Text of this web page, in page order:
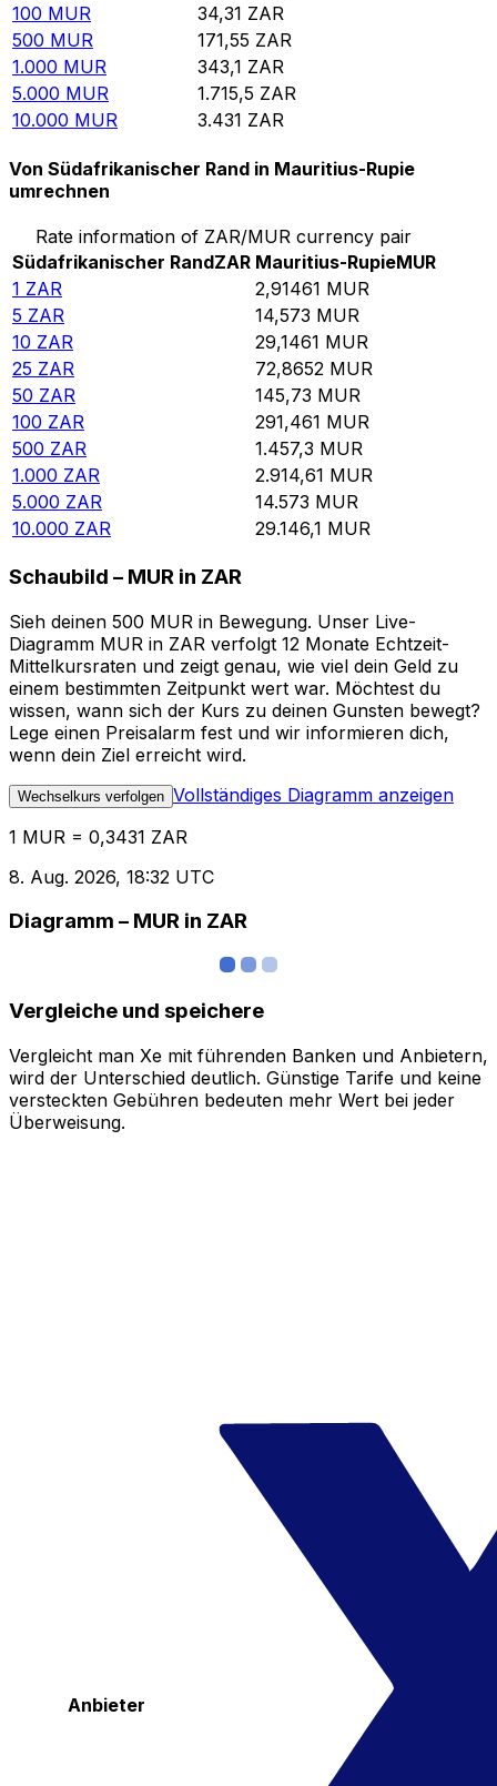
100 MUR 34,31 ZAR
500 MUR 171,55 ZAR
1.000 MUR 343,1 ZAR
5.000 MUR 1.715,5 ZAR
10.000 MUR 3.431 ZAR
Von Südafrikanischer Rand in Mauritius-Rupie
umrechnen
Rate information of ZAR/MUR currency pair
Südafrikanischer RandZAR Mauritius-RupieMUR
1 ZAR 2,91461 MUR
5 ZAR 14,573 MUR
10 ZAR 29,1461 MUR
25 ZAR 72,8652 MUR
50 ZAR 145,73 MUR
100 ZAR 291,461 MUR
500 ZAR 1.457,3 MUR
1.000 ZAR 2.914,61 MUR
5.000 ZAR 14.573 MUR
10.000 ZAR 29.146,1 MUR
Schaubild – MUR in ZAR
Sieh deinen 500 MUR in Bewegung. Unser Live-
Diagramm MUR in ZAR verfolgt 12 Monate Echtzeit-
Mittelkursraten und zeigt genau, wie viel dein Geld zu
einem bestimmten Zeitpunkt wert war. Möchtest du
wissen, wann sich der Kurs zu deinen Gunsten bewegt?
Lege einen Preisalarm fest und wir informieren dich,
wenn dein Ziel erreicht wird.
Wechselkurs verfolgen Vollständiges Diagramm anzeigen
1 MUR = 0,3431 ZAR
8. Aug. 2026, 18:32 UTC
Diagramm – MUR in ZAR
Vergleiche und speichere
Vergleicht man Xe mit führenden Banken und Anbietern,
wird der Unterschied deutlich. Günstige Tarife und keine
versteckten Gebühren bedeuten mehr Wert bei jeder
Überweisung.
Anbieter